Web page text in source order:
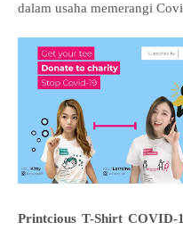
dalam usaha memerangi
Printcious T-Shirt COVID-